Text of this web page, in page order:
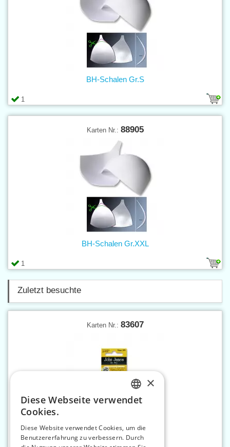
1
BH-Schalen Gr.S
Karten Nr.: 88905
1
BH-Schalen Gr.XXL
Zuletzt besuchte
Karten Nr.: 83607
Stopfnadeln 3/9
CZECH
ENGLISH
×
Diese Webseite verwendet
Cookies.
Diese Website verwendet Cookies, um die
Benutzererfahrung zu verbessern. Durch